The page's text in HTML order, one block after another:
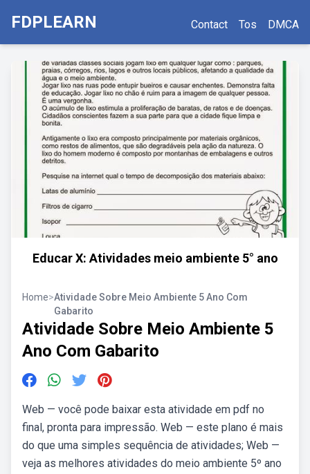
FDPLEARN Contact Tos DMCA
Educar X: Atividades meio ambiente 5° ano
Home>Atividade Sobre Meio Ambiente 5 Ano Com
Gabarito
Atividade Sobre Meio Ambiente 5
Ano Com Gabarito
Web — você pode baixar esta atividade em pdf no
final, pronta para impressão. Web — este plano é mais
do que uma simples sequência de atividades; Web —
veja as melhores atividades do meio ambiente 5º ano